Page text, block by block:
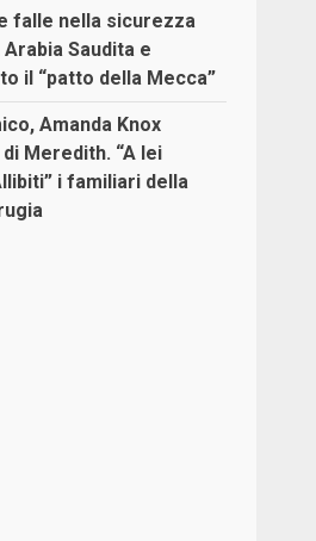
falle nella sicurezza
Saudita e
il “patto della Mecca”
Amanda Knox
Meredith. “A lei
i familiari della